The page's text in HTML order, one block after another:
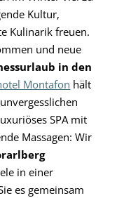
Kultur,
Kulinarik freuen.
und neue
in den
Montafon hält
SPA mit
Massagen: Wir
in einer
es gemeinsam